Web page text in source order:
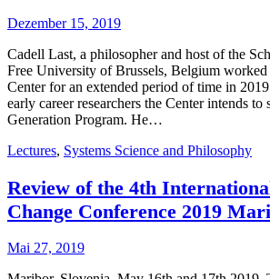
Dezember 15, 2019
Cadell Last, a philosopher and host of the
Free University of Brussels, Belgium
Center for an extended period of time in
early career researchers the Center intends
Generation Program. He…
Lectures, Systems Science and Philosophy
Review of the 4th
Change Conference 2019
Mai 27, 2019